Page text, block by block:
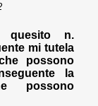
quesito n.
mi tutela
possono
la
possono